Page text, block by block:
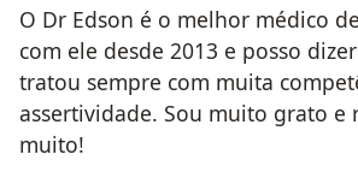
O Dr Edson é o melhor médico
com ele desde 2013 e posso
tratou sempre com muita
assertividade. Sou muito grato e
muito!